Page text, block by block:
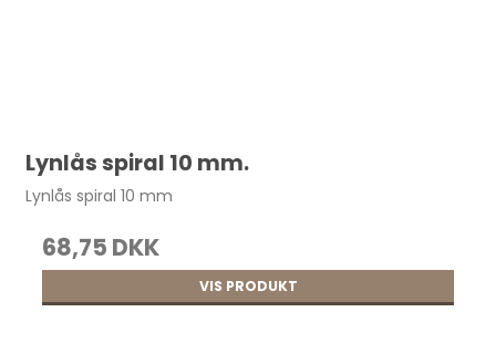
Lynlås spiral 10 mm.
Lynlås spiral 10 mm
68,75 DKK
VIS PRODUKT